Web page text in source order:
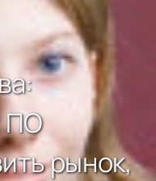
ПО
рынок,